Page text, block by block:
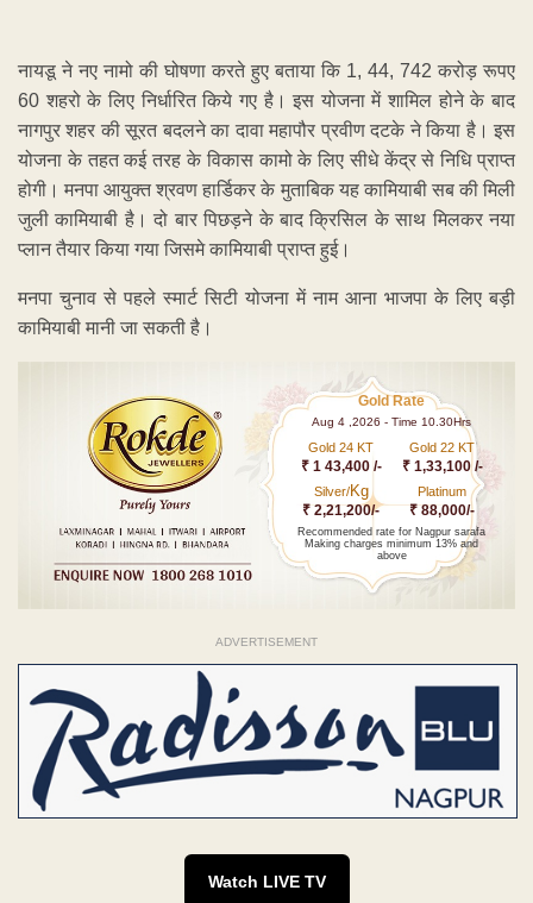
नायडू ने नए नामो की घोषणा करते हुए बताया कि 1, 44, 742 करोड़ रूपए
60 शहरो के लिए निर्धारित किये गए है। इस योजना में शामिल होने के बाद
नागपुर शहर की सूरत बदलने का दावा महापौर प्रवीण दटके ने किया है। इस
योजना के तहत कई तरह के विकास कामो के लिए सीधे केंद्र से निधि प्राप्त
होगी। मनपा आयुक्त श्रवण हार्डिकर के मुताबिक यह कामियाबी सब की मिली
जुली कामियाबी है। दो बार पिछड़ने के बाद क्रिसिल के साथ मिलकर नया
प्लान तैयार किया गया जिसमे कामियाबी प्राप्त हुई।
मनपा चुनाव से पहले स्मार्ट सिटी योजना में नाम आना भाजपा के लिए बड़ी
कामियाबी मानी जा सकती है।
Gold Rate
Aug 4 ,2026 - Time 10.30Hrs
Gold 24 KT
₹ 1 43,400 /-
Gold 22 KT
₹ 1,33,100 /-
Silver/Kg
₹ 2,21,200/-
Platinum
₹ 88,000/-
Recommended rate for Nagpur sarafa
Making charges minimum 13% and
above
ADVERTISEMENT
Watch LIVE TV